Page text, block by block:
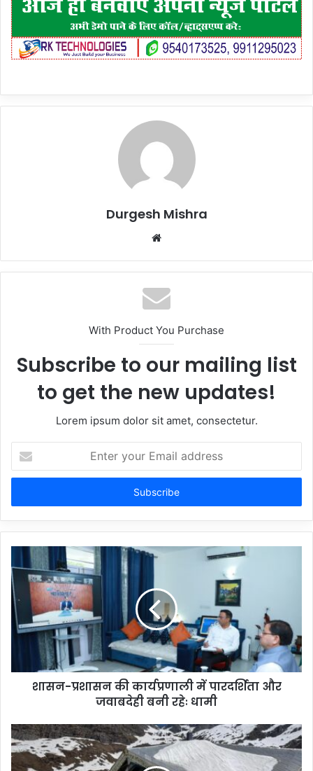
Durgesh Mishra
Website
With Product You Purchase
Subscribe to our mailing list
to get the new updates!
Lorem ipsum dolor sit amet, consectetur.
your
Email
शासन-प्रशासन की कार्यप्रणाली में पारदर्शिता और
जवाबदेही बनी रहेः धामी